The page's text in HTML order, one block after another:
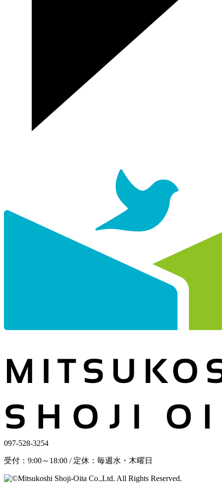
097-528-3254
受付：9:00～18:00 / 定休：毎週水・木曜日